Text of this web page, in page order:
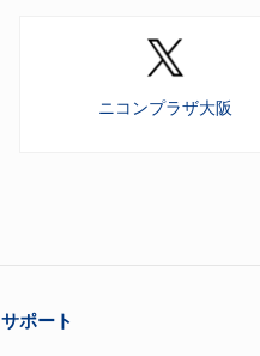
ニコンプラザ大阪
サポート